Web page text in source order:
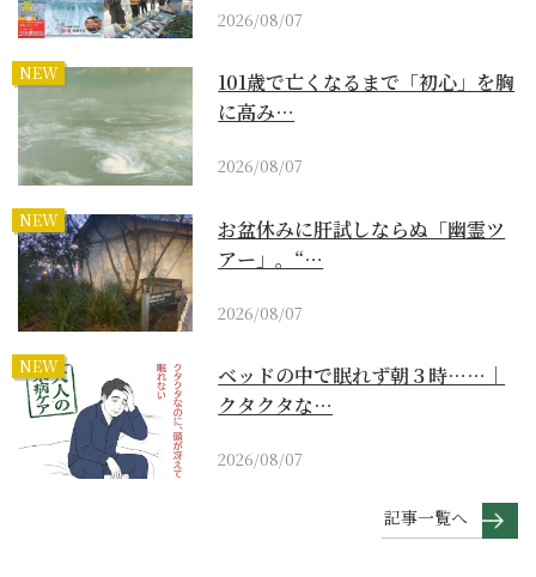
2026/08/07
NEW
101歳で亡くなるまで「初心」を胸
に高み…
2026/08/07
NEW
お盆休みに肝試しならぬ「幽霊ツ
アー」。“…
2026/08/07
NEW
ベッドの中で眠れず朝３時……｜
クタクタな…
2026/08/07
記事一覧へ